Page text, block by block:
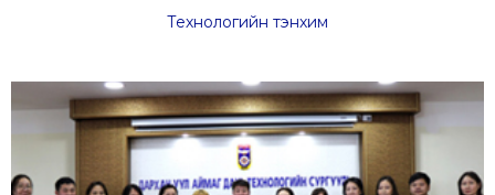
Технологийн тэнхим